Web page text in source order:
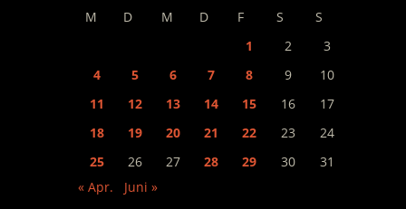
M D M D F S
S
1
2
3
4
5 6 7 8 9
10
11
12 13 14 15 16
17
18
19 20 21 22 23
24
25
26 27 28 29 30
31
« Apr.
Juni »